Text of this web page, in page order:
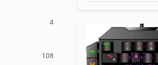
4
108